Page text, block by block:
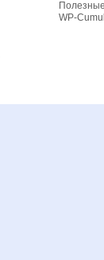
WP-